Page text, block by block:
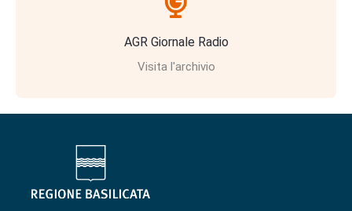
AGR Giornale Radio
Visita l'archivio